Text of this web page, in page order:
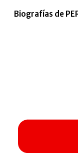
Biografías de